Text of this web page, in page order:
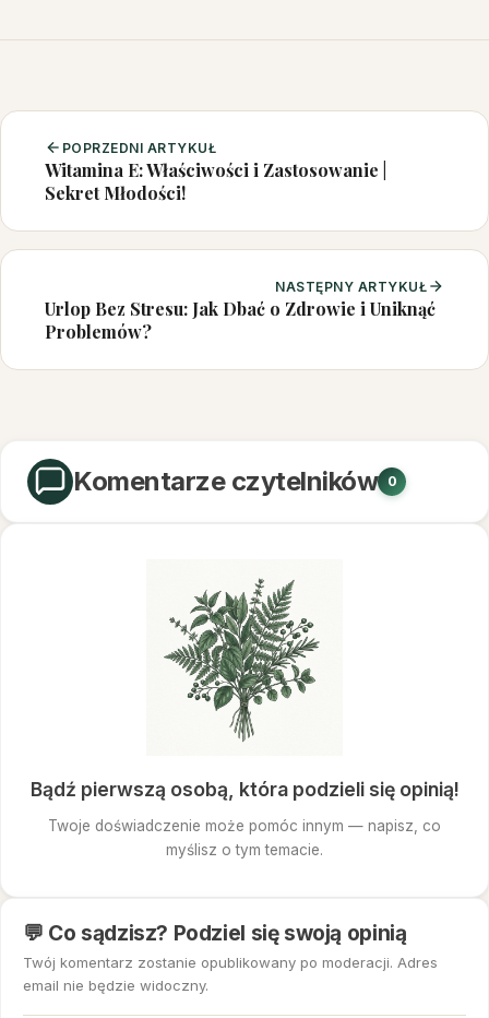
POPRZEDNI ARTYKUŁ
Witamina E: Właściwości i Zastosowanie |
Sekret Młodości!
NASTĘPNY ARTYKUŁ
Urlop Bez Stresu: Jak Dbać o Zdrowie i Uniknąć
Problemów?
Komentarze czytelników 0
Bądź pierwszą osobą, która podzieli się opinią!
Twoje doświadczenie może pomóc innym — napisz, co
myślisz o tym temacie.
💬 Co sądzisz? Podziel się swoją opinią
Twój komentarz zostanie opublikowany po moderacji. Adres
email nie będzie widoczny.